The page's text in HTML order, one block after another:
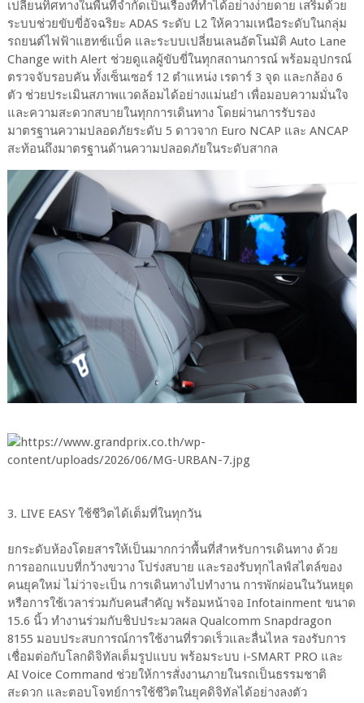
เปลี่ยนทิศทางในพื้นที่จำกัดเป็นเรื่องที่ทำได้อย่างง่ายดาย เสริมด้วย
ระบบช่วยขับขี่อัจฉริยะ ADAS ระดับ L2 ให้ความเหนือระดับในกลุ่ม
รถยนต์ไฟฟ้าแฮทช์แบ็ค และระบบเปลี่ยนเลนอัตโนมัติ Auto Lane
Change with Alert ช่วยดูแลผู้ขับขี่ในทุกสถานการณ์ พร้อมอุปกรณ์
ตรวจจับรอบคัน ทั้งเซ็นเซอร์ 12 ตำแหน่ง เรดาร์ 3 จุด และกล้อง 6
ตัว ช่วยประเมินสภาพแวดล้อมได้อย่างแม่นยำ เพื่อมอบความมั่นใจ
และความสะดวกสบายในทุกการเดินทาง โดยผ่านการรับรอง
มาตรฐานความปลอดภัยระดับ 5 ดาวจาก Euro NCAP และ ANCAP
สะท้อนถึงมาตรฐานด้านความปลอดภัยในระดับสากล
3. LIVE EASY ใช้ชีวิตได้เต็มที่ในทุกวัน
ยกระดับห้องโดยสารให้เป็นมากกว่าพื้นที่สำหรับการเดินทาง ด้วย
การออกแบบที่กว้างขวาง โปร่งสบาย และรองรับทุกไลฟ์สไตล์ของ
คนยุคใหม่ ไม่ว่าจะเป็น การเดินทางไปทำงาน การพักผ่อนในวันหยุด
หรือการใช้เวลาร่วมกับคนสำคัญ พร้อมหน้าจอ Infotainment ขนาด
15.6 นิ้ว ทำงานร่วมกับชิปประมวลผล Qualcomm Snapdragon
8155 มอบประสบการณ์การใช้งานที่รวดเร็วและลื่นไหล รองรับการ
เชื่อมต่อกับโลกดิจิทัลเต็มรูปแบบ พร้อมระบบ i-SMART PRO และ
AI Voice Command ช่วยให้การสั่งงานภายในรถเป็นธรรมชาติ
สะดวก และตอบโจทย์การใช้ชีวิตในยุคดิจิทัลได้อย่างลงตัว